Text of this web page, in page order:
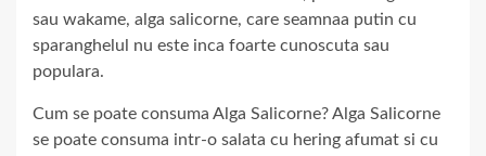
sau wakame, alga salicorne, care seamnaa putin cu
sparanghelul nu este inca foarte cunoscuta sau
populara.
Cum se poate consuma Alga Salicorne? Alga Salicorne
se poate consuma intr-o salata cu hering afumat si cu